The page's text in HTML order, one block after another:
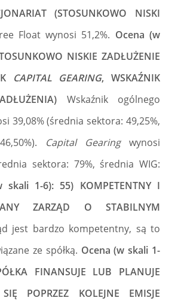
(STOSUNKOWO NISKI
Float wynosi 51,2%. Ocena (w
NISKIE ZADŁUŻENIE
CAPITAL GEARING, WSKAŹNIK
Wskaźnik ogólnego
39,08% (średnia sektora: 49,25%,
Capital Gearingwynosi
sektora: 79%, średnia WIG:
skali 1-6): 55) KOMPETENTNY I
ZARZĄD O STABILNYM
jest bardzo kompetentny, są to
ze spółką. Ocena (w skali 1-
FINANSUJE LUB PLANUJE
POPRZEZ KOLEJNE EMISJE